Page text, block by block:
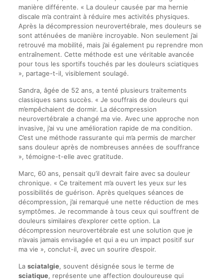
manière différente. « La douleur causée par ma hernie
discale m’a contraint à réduire mes activités physiques.
Après la décompression neurovertébrale, mes douleurs se
sont atténuées de manière incroyable. Non seulement j’ai
retrouvé ma mobilité, mais j’ai également pu reprendre mon
entraînement. Cette méthode est une véritable avancée
pour tous les sportifs touchés par les douleurs sciatiques
», partage-t-il, visiblement soulagé.
Sandra, âgée de 52 ans, a tenté plusieurs traitements
classiques sans succès. « Je souffrais de douleurs qui
m’empêchaient de dormir. La décompression
neurovertébrale a changé ma vie. Avec une approche non
invasive, j’ai vu une amélioration rapide de ma condition.
C’est une méthode rassurante qui m’a permis de marcher
sans douleur après de nombreuses années de souffrance
», témoigne-t-elle avec gratitude.
Marc, 60 ans, pensait qu’il devrait faire avec sa douleur
chronique. « Ce traitement m’a ouvert les yeux sur les
possibilités de guérison. Après quelques séances de
décompression, j’ai remarqué une nette réduction de mes
symptômes. Je recommande à tous ceux qui souffrent de
douleurs similaires d’explorer cette option. La
décompression neurovertébrale est une solution que je
n’avais jamais envisagée et qui a eu un impact positif sur
ma vie », conclut-il, avec un sourire d’espoir.
La sciatalgie, souvent désignée sous le terme de
sciatique, représente une affection douloureuse qui